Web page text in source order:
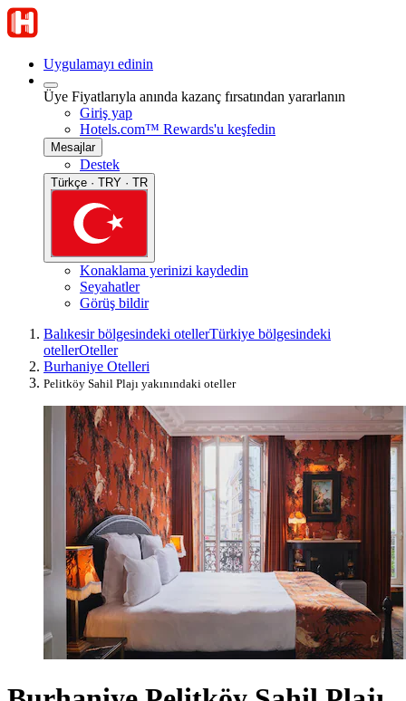
Uygulamayı edinin
Üye Fiyatlarıyla anında kazanç fırsatından yararlanın
Giriş yap
Hotels.com™ Rewards'u keşfedin
Mesajlar
Destek
Türkçe · TRY · TR
Konaklama yerinizi kaydedin
Seyahatler
Görüş bildir
Balıkesir bölgesindeki otellerTürkiye bölgesindeki
otellerOteller
Burhaniye Otelleri
Pelitköy Sahil Plajı yakınındaki oteller